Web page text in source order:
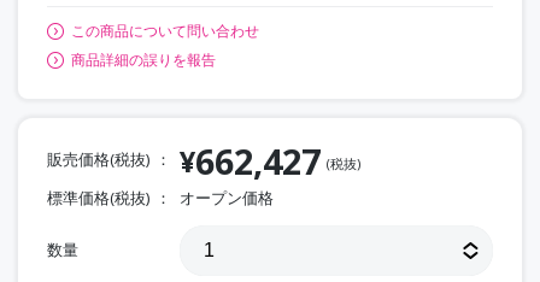
この商品について問い合わせ
商品詳細の誤りを報告
販売価格(税抜) ¥662,427 (税抜)
標準価格(税抜) オープン価格
数量